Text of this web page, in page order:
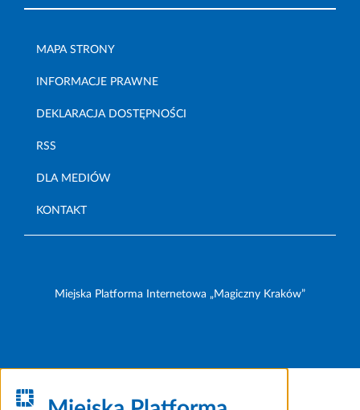
MAPA STRONY
INFORMACJE PRAWNE
DEKLARACJA DOSTĘPNOŚCI
RSS
DLA MEDIÓW
KONTAKT
Miejska Platforma Internetowa „Magiczny Kraków”